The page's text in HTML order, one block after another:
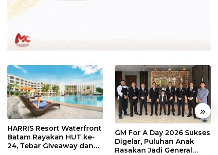
« »
HARRIS Resort Waterfront
Batam Rayakan HUT ke-
24, Tebar Giveaway dan
GM For A Day 2026 Sukses
Digelar, Puluhan Anak
Rasakan Jadi General